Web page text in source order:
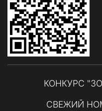
КОНКУРС
СВЕЖИЙ